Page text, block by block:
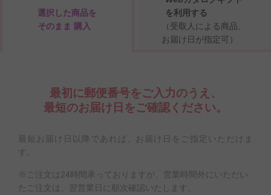
選択した商品を
そのまま 購入
を利用する
（受取人による商品、
お届け日が指定可）
最初に郵便番号をご入力のうえ、
最短のお届け日をご確認ください。
最短お届け日以降であれば、お届け日をご指定いただけま
す。
※ご注文は24時間承っておりますが、営業時間外にいただい
たご注文は、翌営業日に順次確認いたします。